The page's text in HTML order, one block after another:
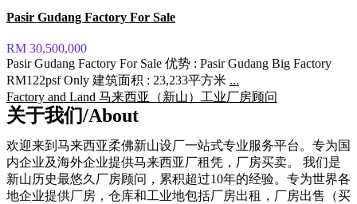
Pasir Gudang Factory For Sale
RM 30,500,000
Pasir Gudang Factory For Sale 优势 : Pasir Gudang Big Factory
RM122psf Only 建筑面积 : 23,233平方米 ...
Factory and Land 马来西亚（新山）工业厂房顾问
关于我们/About
欢迎来到马来西亚柔佛新山设厂一站式专业服务平台。专为国
内企业及海外企业提供马来西亚厂租凭，厂房买卖。 我们是
新山历史最悠久厂房顾问，累积超过10年的经验。专为世界各
地企业提供厂房，仓库和工业地包括厂房出租，厂房出售（买